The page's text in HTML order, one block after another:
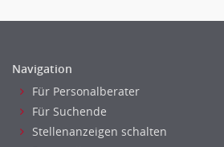
Navigation
Für Personalberater
Für Suchende
Stellenanzeigen schalten